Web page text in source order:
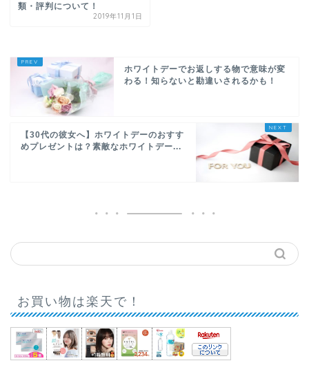
類・評判について！
2019年11月1日
ホワイトデーでお返しする物で意味が変
わる！知らないと勘違いされるかも！
【30代の彼女へ】ホワイトデーのおすす
めプレゼントは？素敵なホワイトデー...
お買い物は楽天で！